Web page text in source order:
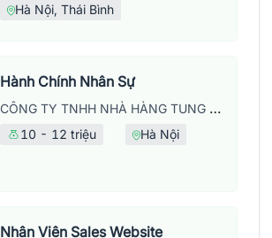
Hà Nội, Thái Bình
Hành Chính Nhân Sự
CÔNG TY TNHH NHÀ HÀNG TUNG DINING
10 - 12 triệu Hà Nội
Nhân Viên Sales Website